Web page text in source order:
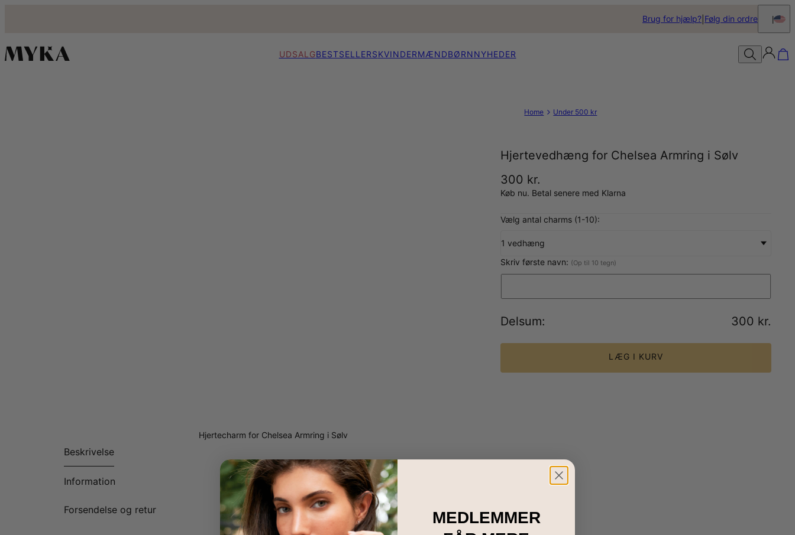
Brug for hjælp? Følg din ordre
UDSALGBESTSELLERSKVINDERMÆNDBØRNNYHEDER
Home Under 500 kr
Hjertevedhæng for Chelsea Armring i Sølv
300 kr.
Køb nu. Betal senere med Klarna
Vælg antal charms (1-10):
1 vedhæng
Skriv første navn: (Op til 10 tegn)
Delsum: 300 kr.
LÆG I KURV
Beskrivelse
Information
Forsendelse og retur
Hjertecharm for Chelsea Armring i Sølv
MEDLEMMER